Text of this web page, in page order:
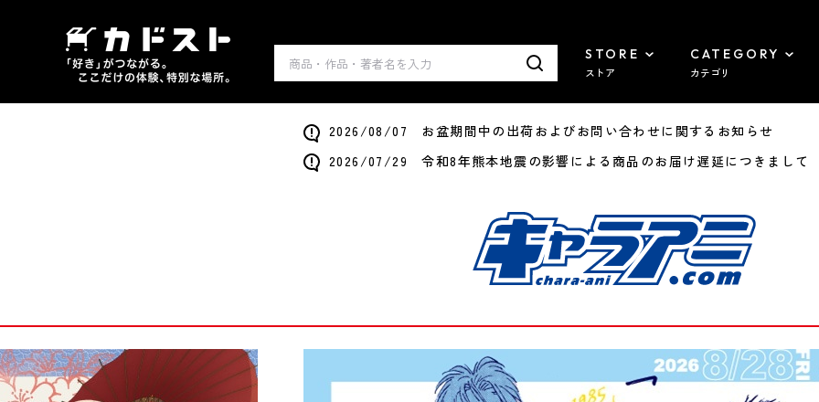
STORE
ストア
CATEGORY
カテゴリ
2026/08/07 お盆期間中の出荷およびお問い合わせに関するお知らせ
2026/07/29 令和8年熊本地震の影響による商品のお届け遅延につきまして